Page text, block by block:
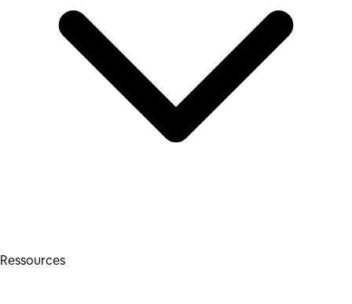
Ressources